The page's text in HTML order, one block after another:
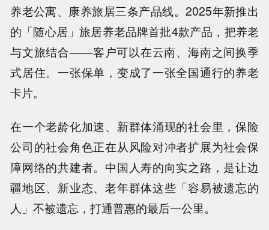
养老公寓、康养旅居三条产品线。2025年新推出
的「随心居」旅居养老品牌首批4款产品，把养老
与文旅结合——客户可以在云南、海南之间换季
式居住。一张保单，变成了一张全国通行的养老
卡片。
在一个老龄化加速、新群体涌现的社会里，保险
公司的社会角色正在从风险对冲者扩展为社会保
障网络的共建者。中国人寿的向实之路，是让边
疆地区、新业态、老年群体这些「容易被遗忘的
人」不被遗忘，打通普惠的最后一公里。